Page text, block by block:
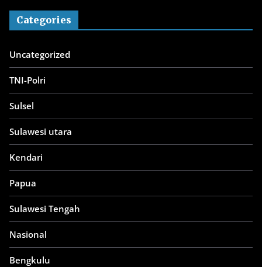
Categories
Uncategorized
TNI-Polri
Sulsel
Sulawesi utara
Kendari
Papua
Sulawesi Tengah
Nasional
Bengkulu